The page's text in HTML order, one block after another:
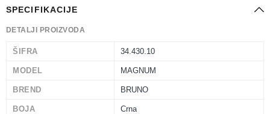
SPECIFIKACIJE
DETALJI PROIZVODA
ŠIFRA 34.430.10
MODEL MAGNUM
BREND BRUNO
BOJA Crna